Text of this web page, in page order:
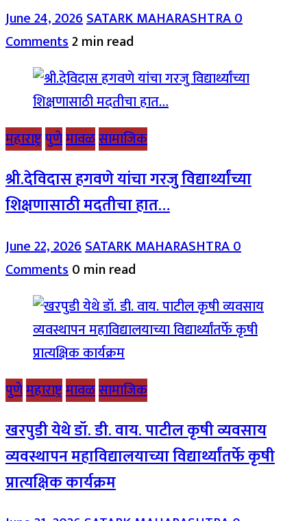
June 24, 2026SATARK MAHARASHTRA0
Comments2 min read
महाराष्ट्रपुणेमावळसामाजिक
श्री.देविदास हगवणे यांचा गरजु विद्यार्थ्यांच्या
शिक्षणासाठी मदतीचा हात…
June 22, 2026SATARK MAHARASHTRA0
Comments0 min read
पुणेमहाराष्ट्रमावळसामाजिक
खरपुडी येथे डॉ. डी. वाय. पाटील कृषी व्यवसाय
व्यवस्थापन महाविद्यालयाच्या विद्यार्थ्यांतर्फे कृषी
प्रात्यक्षिक कार्यक्रम